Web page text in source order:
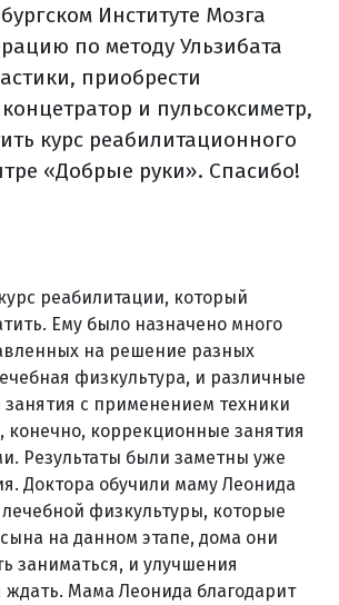
Институте Мозга
по методу Ульзибата
приобрести
и пульсоксиметр,
курс реабилитационного
«Добрые руки». Спасибо!
реабилитации, который
Ему было назначено много
на решение разных
физкультура, и различные
с применением техники
конечно, коррекционные занятия
Результаты были заметны уже
Доктора обучили маму Леонида
физкультуры, которые
на данном этапе, дома они
заниматься, и улучшения
ждать. Мама Леонида благодарит